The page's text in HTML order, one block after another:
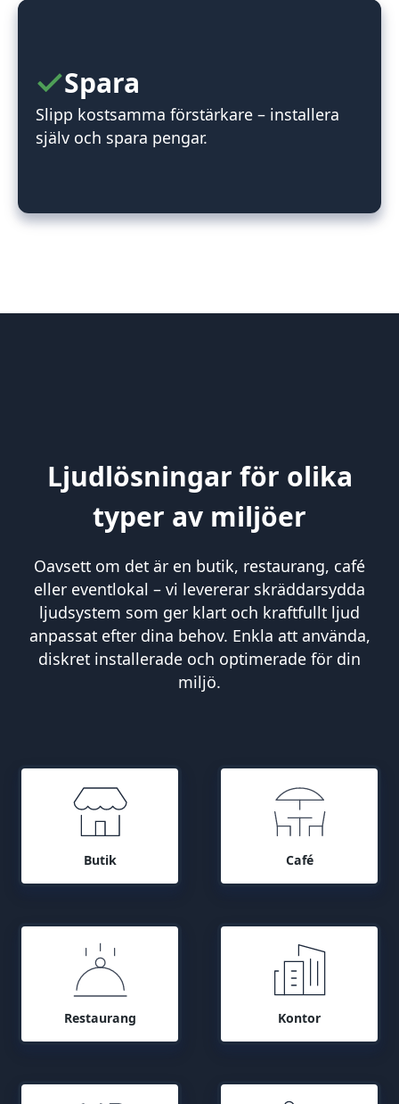
Spara
Slipp kostsamma förstärkare – installera
själv och spara pengar.
Ljudlösningar för olika
typer av miljöer
Oavsett om det är en butik, restaurang, café
eller eventlokal – vi levererar skräddarsydda
ljudsystem som ger klart och kraftfullt ljud
anpassat efter dina behov. Enkla att använda,
diskret installerade och optimerade för din
miljö.
Butik Café
Restaurang Kontor